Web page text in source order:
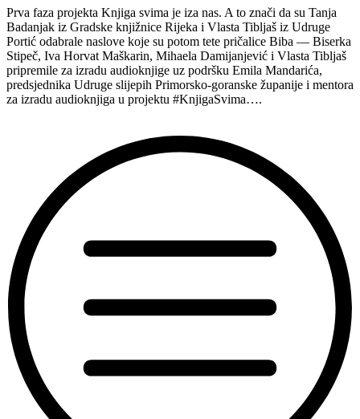
Prva faza projekta Knjiga svima je iza nas. A to znači da su Tanja
Badanjak iz Gradske knjižnice Rijeka i Vlasta Tibljaš iz Udruge
Portić odabrale naslove koje su potom tete pričalice Biba — Biserka
Stipeč, Iva Horvat Maškarin, Mihaela Damijanjević i Vlasta Tibljaš
pripremile za izradu audioknjige uz podršku Emila Mandarića,
predsjednika Udruge slijepih Primorsko-goranske županije i mentora
za izradu audioknjiga u projektu #KnjigaSvima….